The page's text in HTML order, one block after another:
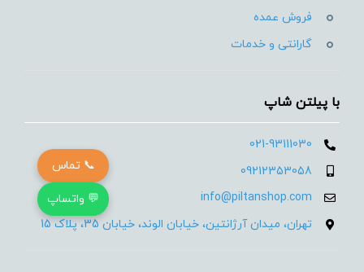
فروش عمده
گارانتی و خدمات
با پیلتن شاپ
021-93111030
09212353058
info@piltanshop.com
تهران، میدان آرژانتین، خیابان الوند، خیابان 35، پلاک 15
📞 تماس
💬 واتساپ